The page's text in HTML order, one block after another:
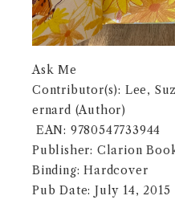
Ask Me
Contributor(s): Lee,
ernard (Author)
EAN: 9780547733944
Publisher: Clarion
Binding: Hardcover
Pub Date: July 14, 2015